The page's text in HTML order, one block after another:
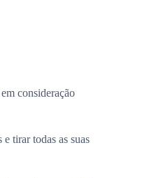
consideração
tirar todas as suas